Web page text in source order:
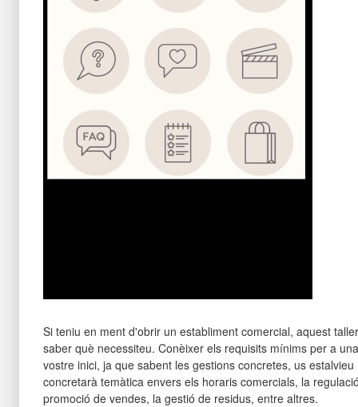
Si teniu en ment d'obrir un establiment comercial, aquest
saber què necessiteu. Conèixer els requisits mínims per a
vostre inici, ja que sabent les gestions concretes, us
concretarà temàtica envers els horaris comercials, la
promoció de vendes, la gestió de residus, entre altres.